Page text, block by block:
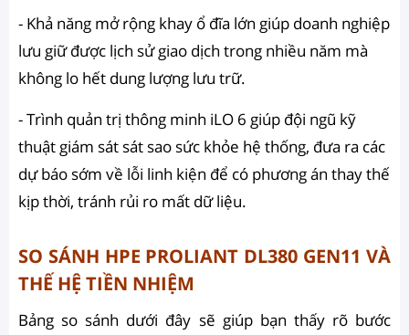
- Khả năng mở rộng khay ổ đĩa lớn giúp doanh nghiệp
lưu giữ được lịch sử giao dịch trong nhiều năm mà
không lo hết dung lượng lưu trữ.
- Trình quản trị thông minh iLO 6 giúp đội ngũ kỹ
thuật giám sát sát sao sức khỏe hệ thống, đưa ra các
dự báo sớm về lỗi linh kiện để có phương án thay thế
kịp thời, tránh rủi ro mất dữ liệu.
SO SÁNH HPE PROLIANT DL380 GEN11 VÀ
THẾ HỆ TIỀN NHIỆM
Bảng so sánh dưới đây sẽ giúp bạn thấy rõ bước